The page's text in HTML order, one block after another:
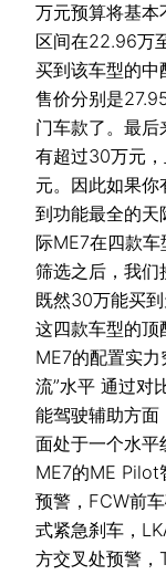
万元预算将基本
区间在22.96万
买到该车型的中
售价分别是
门车款了。最
有超过30万元
元。因此如果
到功能最全的天
际ME7在四款
筛选之后，我们
既然30万能买
这四款车型的顶
ME7的配置实
流”水平 通过对
能驾驶辅助方面
面处于一个水平
ME7的ME Pilot
预警，FCW前
式紧急刹车，
方交叉处预警，